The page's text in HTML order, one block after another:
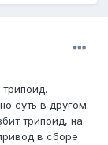
суть в другом.
трипоид, на
в сборе